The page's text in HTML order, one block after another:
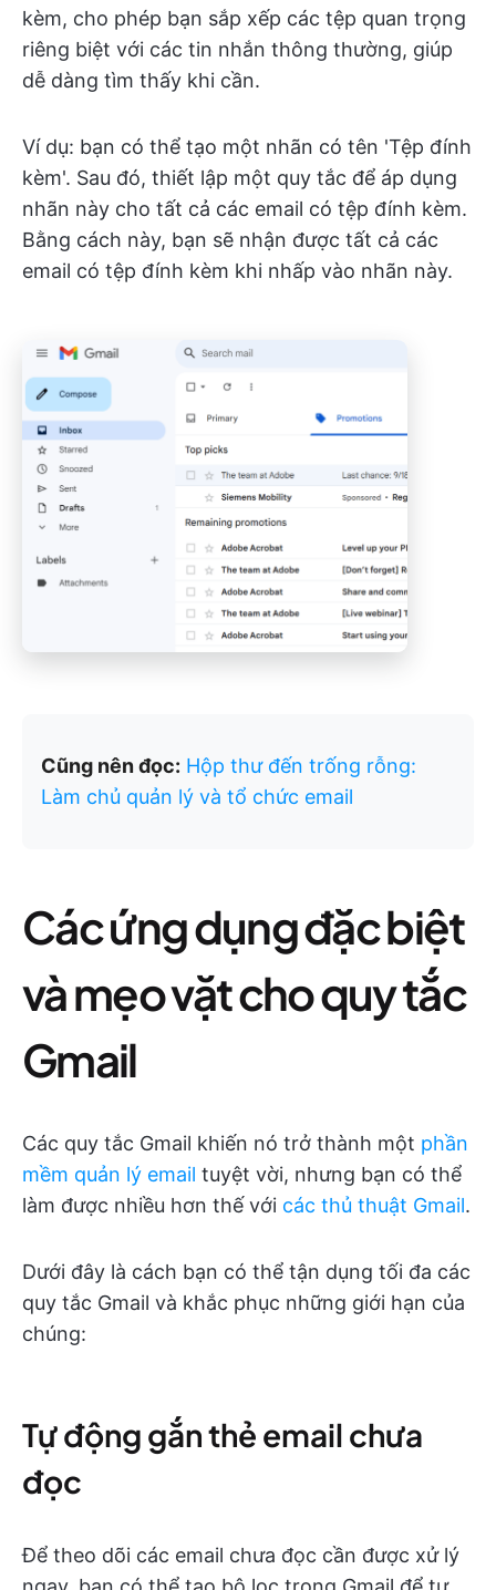
kèm, cho phép bạn sắp xếp các tệp quan trọng
riêng biệt với các tin nhắn thông thường, giúp
dễ dàng tìm thấy khi cần.
Ví dụ: bạn có thể tạo một nhãn có tên 'Tệp đính
kèm'. Sau đó, thiết lập một quy tắc để áp dụng
nhãn này cho tất cả các email có tệp đính kèm.
Bằng cách này, bạn sẽ nhận được tất cả các
email có tệp đính kèm khi nhấp vào nhãn này.
Cũng nên đọc: Hộp thư đến trống rỗng:
Làm chủ quản lý và tổ chức email
Các ứng dụng đặc biệt
và mẹo vặt cho quy tắc
Gmail
Các quy tắc Gmail khiến nó trở thành một phần
mềm quản lý email tuyệt vời, nhưng bạn có thể
làm được nhiều hơn thế với các thủ thuật Gmail.
Dưới đây là cách bạn có thể tận dụng tối đa các
quy tắc Gmail và khắc phục những giới hạn của
chúng:
Tự động gắn thẻ email chưa
đọc
Để theo dõi các email chưa đọc cần được xử lý